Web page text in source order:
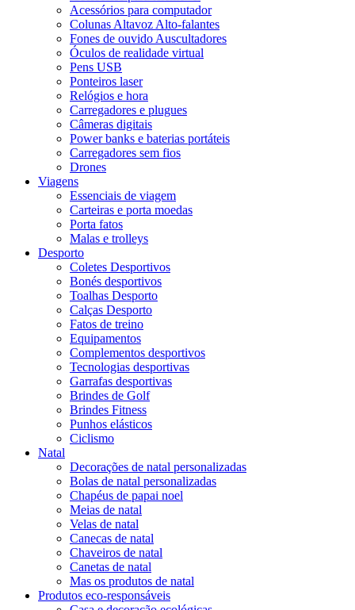
Acessórios para computador
Colunas Altavoz Alto-falantes
Fones de ouvido Auscultadores
Óculos de realidade virtual
Pens USB
Ponteiros laser
Relógios e hora
Carregadores e plugues
Câmeras digitais
Power banks e baterias portáteis
Carregadores sem fios
Drones
Viagens
Essenciais de viagem
Carteiras e porta moedas
Porta fatos
Malas e trolleys
Desporto
Coletes Desportivos
Bonés desportivos
Toalhas Desporto
Calças Desporto
Fatos de treino
Equipamentos
Complementos desportivos
Tecnologias desportivas
Garrafas desportivas
Brindes de Golf
Brindes Fitness
Punhos elásticos
Ciclismo
Natal
Decorações de natal personalizadas
Bolas de natal personalizadas
Chapéus de papai noel
Meias de natal
Velas de natal
Canecas de natal
Chaveiros de natal
Canetas de natal
Mas os produtos de natal
Produtos eco-responsáveis